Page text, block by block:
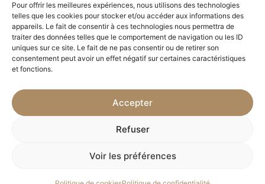
Pour offrir les meilleures expériences, nous utilisons des technologies
telles que les cookies pour stocker et/ou accéder aux informations des
appareils. Le fait de consentir à ces technologies nous permettra de
traiter des données telles que le comportement de navigation ou les ID
uniques sur ce site. Le fait de ne pas consentir ou de retirer son
consentement peut avoir un effet négatif sur certaines caractéristiques
et fonctions.
Accepter
Refuser
Voir les préférences